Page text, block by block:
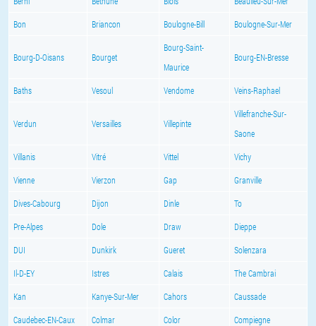
Bon Briancon Boulogne-Bill Boulogne-Sur-Mer
Bourg-D-Oisans Bourget
Bourg-Saint-
Maurice
Bourg-EN-Bresse
Baths Vesoul Vendome Veins-Raphael
Verdun Versailles Villepinte
Villefranche-Sur-
Saone
Villanis Vitré Vittel Vichy
Vienne Vierzon Gap Granville
Dives-Cabourg Dijon Dinle To
Pre-Alpes Dole Draw Dieppe
DUI Dunkirk Gueret Solenzara
Il-D-EY Istres Calais The Cambrai
Kan Kanye-Sur-Mer Cahors Caussade
Caudebec-EN-Caux Colmar Color Compiegne